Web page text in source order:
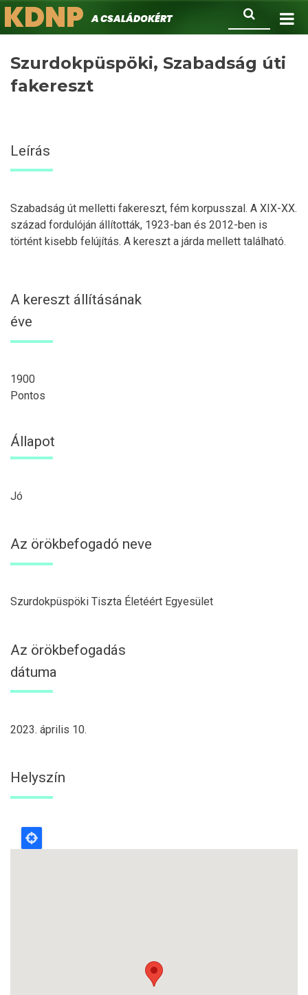
Ugrás
a
Keresés
KDNPA családokért.
Szurdokpüspöki, Szabadság úti
fakereszt
Leírás
Szabadság út melletti fakereszt, fém korpusszal. A XIX-XX.
század fordulóján állították, 1923-ban és 2012-ben is
történt kisebb felújítás. A kereszt a járda mellett található.
A kereszt állításának
éve
1900
Pontos
Állapot
Jó
Az örökbefogadó neve
Szurdokpüspöki Tiszta Életéért Egyesület
Az örökbefogadás
dátuma
2023. április 10.
Helyszín